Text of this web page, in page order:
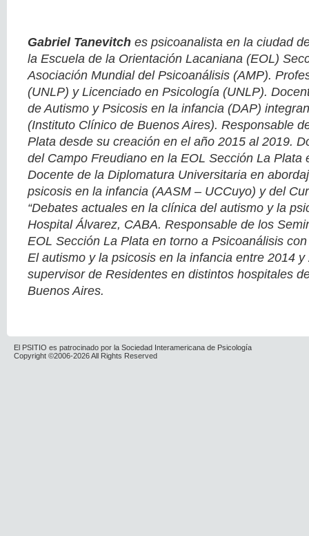
Gabriel Tanevitch es psicoanalista en la ciudad
la Escuela de la Orientación Lacaniana (EOL)
Asociación Mundial del Psicoanálisis (AMP).
(UNLP) y Licenciado en Psicología (UNLP).
de Autismo y Psicosis en la infancia (DAP)
(Instituto Clínico de Buenos Aires). Responsable
Plata desde su creación en el año 2015 al 2019.
del Campo Freudiano en la EOL Sección La Plata
Docente de la Diplomatura Universitaria en
psicosis en la infancia (AASM – UCCuyo) y del
“Debates actuales en la clínica del autismo y la
Hospital Álvarez, CABA. Responsable de los
EOL Sección La Plata en torno a Psicoanálisis
El autismo y la psicosis en la infancia entre 2014
supervisor de Residentes en distintos hospitales
Buenos Aires.
El PSITIO es patrocinado por la Sociedad Interamericana de Psicología
Copyright ©2006-2026 All Rights Reserved